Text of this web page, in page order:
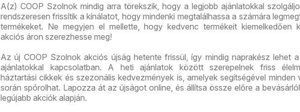
A(z) COOP Szolnok mindig arra törekszik, hogy a legjobb ajánlatokkal
rendszeresen frissítik a kínálatot, hogy mindenki megtalálhassa a számára
termékeket. Ne megyjen el mellette, hogy kedvenc termékeit kiemelkedően
akciós áron szerezhesse meg!
Az új COOP Szolnok akciós újság hetente frissül, így mindig naprakész lehet
ajánlatokkal kapcsolatban. A heti ajánlatok között szerepelnek friss
háztartási cikkek és szezonális kedvezmények is, amelyek segítségével minden
során spórolhat. Lapozza át az újságot online, és állítsa össze előre a
legújabb akciók alapján.